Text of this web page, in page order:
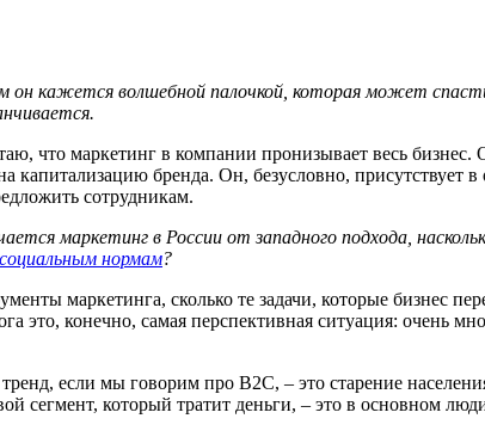
кажется волшебной палочкой, которая может спасти
что маркетинг в компании пронизывает весь бизнес.
капитализацию бренда. Он, безусловно, присутствует
сотрудникам.
маркетинг в России от западного подхода,
социальным нормам?
маркетинга, сколько те задачи, которые бизнес
это, конечно, самая перспективная ситуация: очень
если мы говорим про B2C, – это старение
сегмент, который тратит деньги, – это в основном